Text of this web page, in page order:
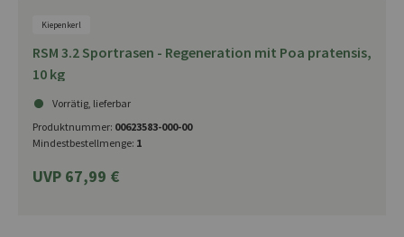
Kiepenkerl
RSM 3.2 Sportrasen - Regeneration mit Poa pratensis,
10 kg
Vorrätig, lieferbar
Produktnummer: 00623583-000-00
Mindestbestellmenge: 1
UVP 67,99 €